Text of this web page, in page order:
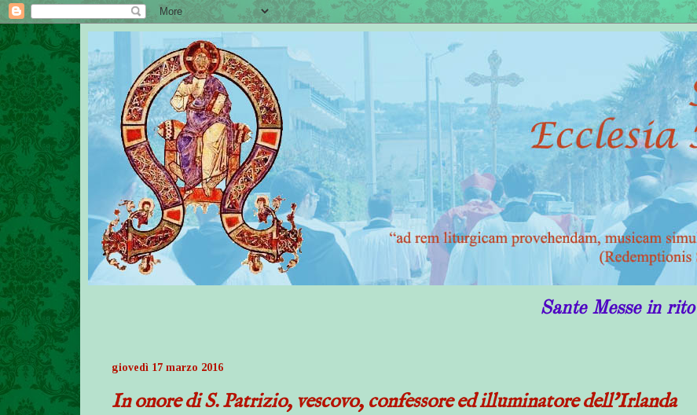
Sante Messe in rito antico in Puglia
giovedì 17 marzo 2016
In onore di S. Patrizio, vescovo, confessore ed illuminatore dell'Irlanda